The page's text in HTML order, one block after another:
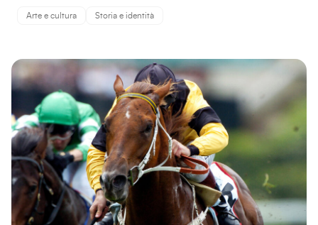
Arte e cultura Storia e identità